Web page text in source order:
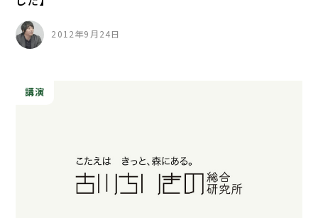
2012年9月24日
講演